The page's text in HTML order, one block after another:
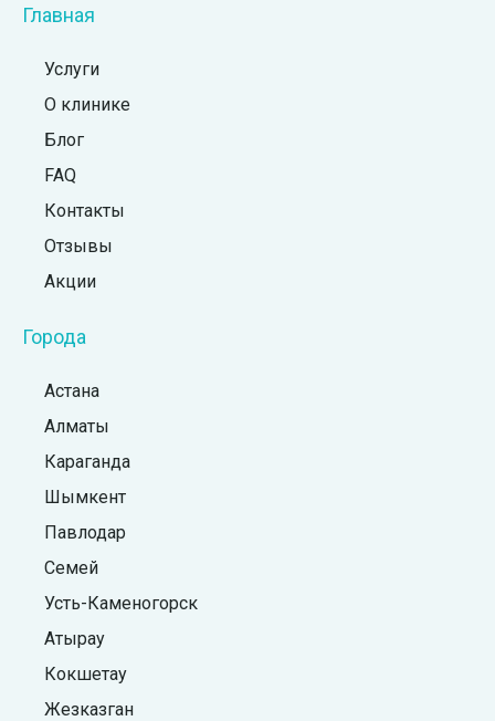
Главная
Услуги
О клинике
Блог
FAQ
Контакты
Отзывы
Акции
Города
Астана
Алматы
Караганда
Шымкент
Павлодар
Семей
Усть-Каменогорск
Атырау
Кокшетау
Жезказган